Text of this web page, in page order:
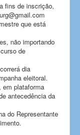
fins de inscrição,
que está
não importando
de
dia
eleitoral.
em plataforma
antecedência da
do Representante